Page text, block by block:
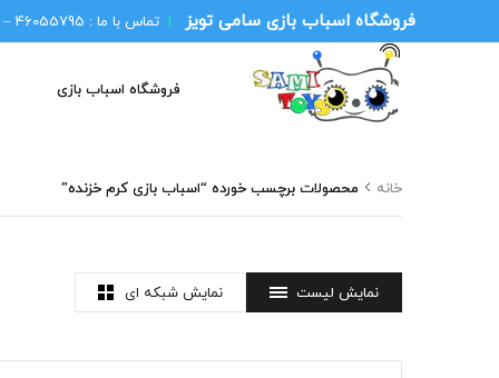
فروشگاه اسباب بازی سامی تویز | تماس با ما : 46055795 – 021
فروشگاه اسباب بازی
خانه محصولات برچسب خورده “اسباب بازی کرم خزنده”
نمایش شبکه ای نمایش لیست